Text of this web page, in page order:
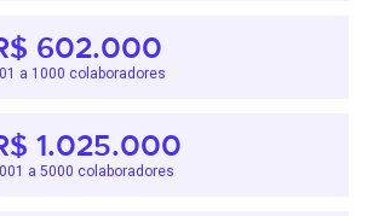
602.000
a 1000 colaboradores
1.025.000
a 5000 colaboradores